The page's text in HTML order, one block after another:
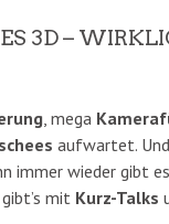
3D –
, mega
aufwartet.
immer wieder gibt
mit Kurz-Talks